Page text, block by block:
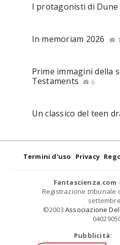
I protagonisti di Dune
In memoriam 2026
Prime immagini della
Testaments
6
Un classico del teen
Termini d'uso Privacy
Fantascienza.com
Registrazione tribunale
©2003 Associazione
Pubblicità: